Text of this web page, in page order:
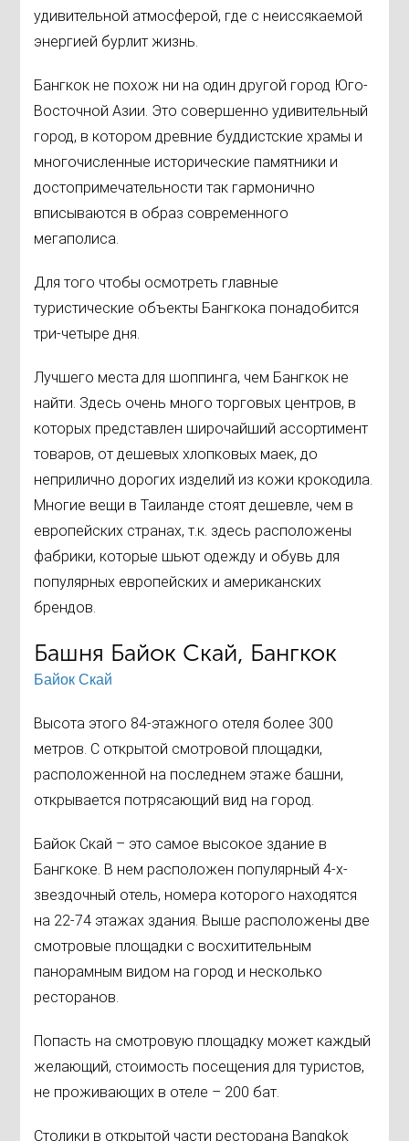
удивительной атмосферой, где с неиссякаемой
энергией бурлит жизнь.
Бангкок не похож ни на один другой город Юго-
Восточной Азии. Это совершенно удивительный
город, в котором древние буддистские храмы и
многочисленные исторические памятники и
достопримечательности так гармонично
вписываются в образ современного
мегаполиса.
Для того чтобы осмотреть главные
туристические объекты Бангкока понадобится
три-четыре дня.
Лучшего места для шоппинга, чем Бангкок не
найти. Здесь очень много торговых центров, в
которых представлен широчайший ассортимент
товаров, от дешевых хлопковых маек, до
неприлично дорогих изделий из кожи крокодила.
Многие вещи в Таиланде стоят дешевле, чем в
европейских странах, т.к. здесь расположены
фабрики, которые шьют одежду и обувь для
популярных европейских и американских
брендов.
Башня Байок Скай, Бангкок
Байок Скай
Высота этого 84-этажного отеля более 300
метров. С открытой смотровой площадки,
расположенной на последнем этаже башни,
открывается потрясающий вид на город.
Байок Скай – это самое высокое здание в
Бангкоке. В нем расположен популярный 4-х-
звездочный отель, номера которого находятся
на 22-74 этажах здания. Выше расположены две
смотровые площадки с восхитительным
панорамным видом на город и несколько
ресторанов.
Попасть на смотровую площадку может каждый
желающий, стоимость посещения для туристов,
не проживающих в отеле – 200 бат.
Столики в открытой части ресторана Bangkok